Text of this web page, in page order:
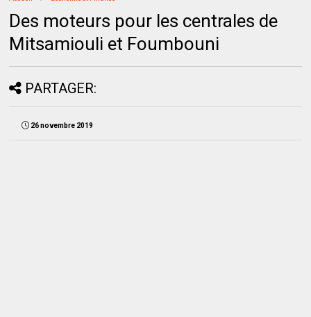
Des moteurs pour les centrales de
Mitsamiouli et Foumbouni
PARTAGER:
26 novembre 2019